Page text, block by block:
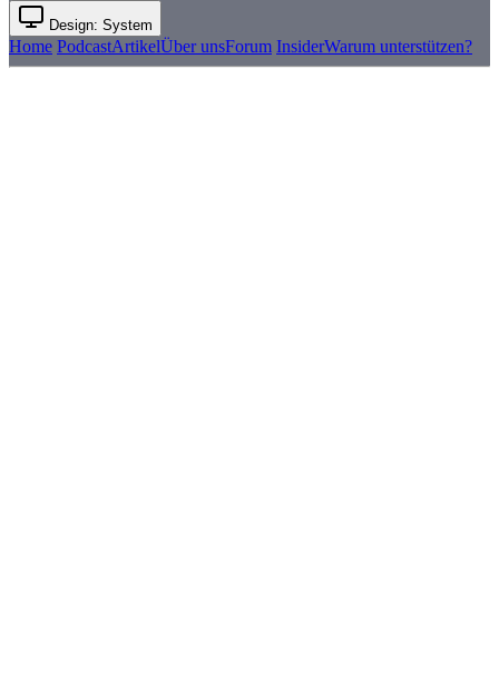
Design: System
Home PodcastArtikelÜber unsForum InsiderWarum unterstützen?